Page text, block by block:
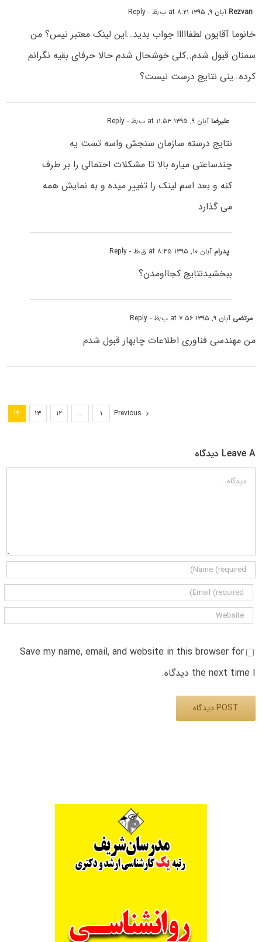
Rezvanآبان ۹, ۱۳۹۵ at ۸:۲۱ ب٫ظ - Reply
خانوما آقایون لطفااااا جواب بدید…این لینک معتبر نیس؟ من
سمنان قبول شدم..کلی خوشحال شدم حالا حرفای بقیه نگرانم
کرده…ینی نتایج درست نیست؟
علیرضاآبان ۹, ۱۳۹۵ at ۱۱:۵۳ ب٫ظ - Reply
نتایج درسته سازمان سنجش واسه تست یه
چندساعتی میاره بالا تا مشکلات احتمالی را بر طرف
کنه و بعد اسم لینک را تغییر میده و به نمایش همه
می گذارد
پدرام آبان ۱۰, ۱۳۹۵ at ۸:۴۵ ق٫ظ - Reply
ببخشیدنتایج کجااومدن؟
مرتضى آبان ۹, ۱۳۹۵ at ۷:۵۶ ب٫ظ - Reply
من مهندسی فناورى اطلاعات چابهار قبول شدم
Previous ۱ … ۱۲ ۱۳ ۱۴
Leave A دیدگاه
دیدگاه
Save my name, email, and website in this browser for
the next time I دیدگاه.